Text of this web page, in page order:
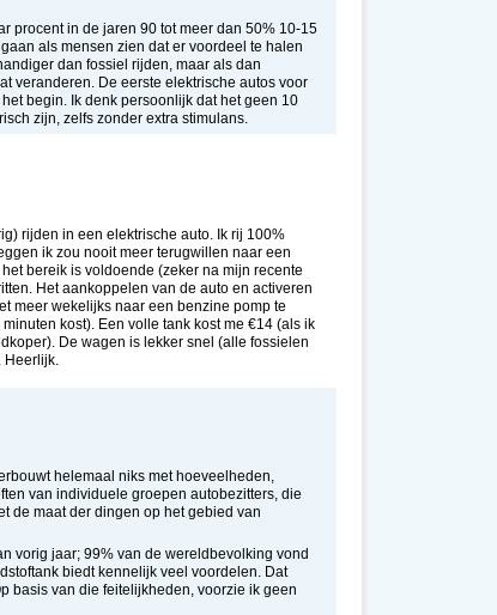
procent in de jaren 90 tot meer dan 50% 10-15
als mensen zien dat er voordeel te halen
dan fossiel rijden, maar als dan
veranderen. De eerste elektrische autos voor
begin. Ik denk persoonlijk dat het geen 10
zijn, zelfs zonder extra stimulans.
rijden in een elektrische auto. Ik rij 100%
ik zou nooit meer terugwillen naar een
bereik is voldoende (zeker na mijn recente
Het aankoppelen van de auto en activeren
meer wekelijks naar een benzine pomp te
kost). Een volle tank kost me €14 (als ik
De wagen is lekker snel (alle fossielen
helemaal niks met hoeveelheden,
van individuele groepen autobezitters, die
de maat der dingen op het gebied van
vorig jaar; 99% van de wereldbevolking vond
biedt kennelijk veel voordelen. Dat
basis van die feitelijkheden, voorzie ik geen